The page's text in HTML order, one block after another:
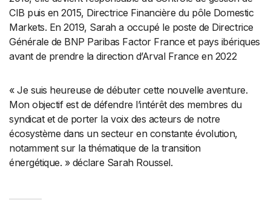
CIB puis en 2015, Directrice Financière du pôle Domestic
Markets. En 2019, Sarah a occupé le poste de Directrice
Générale de BNP Paribas Factor France et pays ibériques
avant de prendre la direction d’Arval France en 2022
« Je suis heureuse de débuter cette nouvelle aventure.
Mon objectif est de défendre l’intérêt des membres du
syndicat et de porter la voix des acteurs de notre
écosystème dans un secteur en constante évolution,
notamment sur la thématique de la transition
énergétique. » déclare Sarah Roussel.